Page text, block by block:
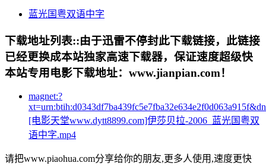
蓝光国粤双语中字
下载地址列表::由于迅雷不停封此下载链接，此链接
已经更换成本站独家高速下载器，保证速度超级快
本站专用电影下载地址：www.jianpian.com！
magnet:?
[电影天堂www.dytt8899.com]伊莎贝拉-2006_蓝光国粤双
语中字.mp4
请把www.piaohua.com分享给你的朋友,更多人使用,速度更快